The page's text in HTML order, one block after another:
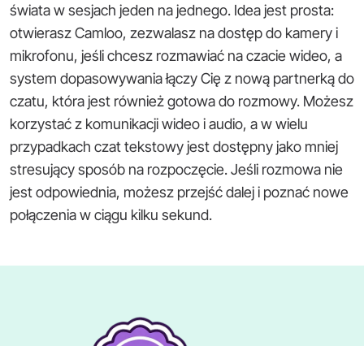
świata w sesjach jeden na jednego. Idea jest prosta:
otwierasz Camloo, zezwalasz na dostęp do kamery i
mikrofonu, jeśli chcesz rozmawiać na czacie wideo, a
system dopasowywania łączy Cię z nową partnerką do
czatu, która jest również gotowa do rozmowy. Możesz
korzystać z komunikacji wideo i audio, a w wielu
przypadkach czat tekstowy jest dostępny jako mniej
stresujący sposób na rozpoczęcie. Jeśli rozmowa nie
jest odpowiednia, możesz przejść dalej i poznać nowe
połączenia w ciągu kilku sekund.